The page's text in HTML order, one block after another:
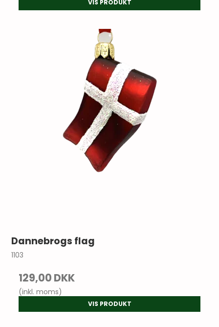
VIS PRODUKT
Dannebrogs flag
1103
129,00 DKK
(inkl. moms)
VIS PRODUKT